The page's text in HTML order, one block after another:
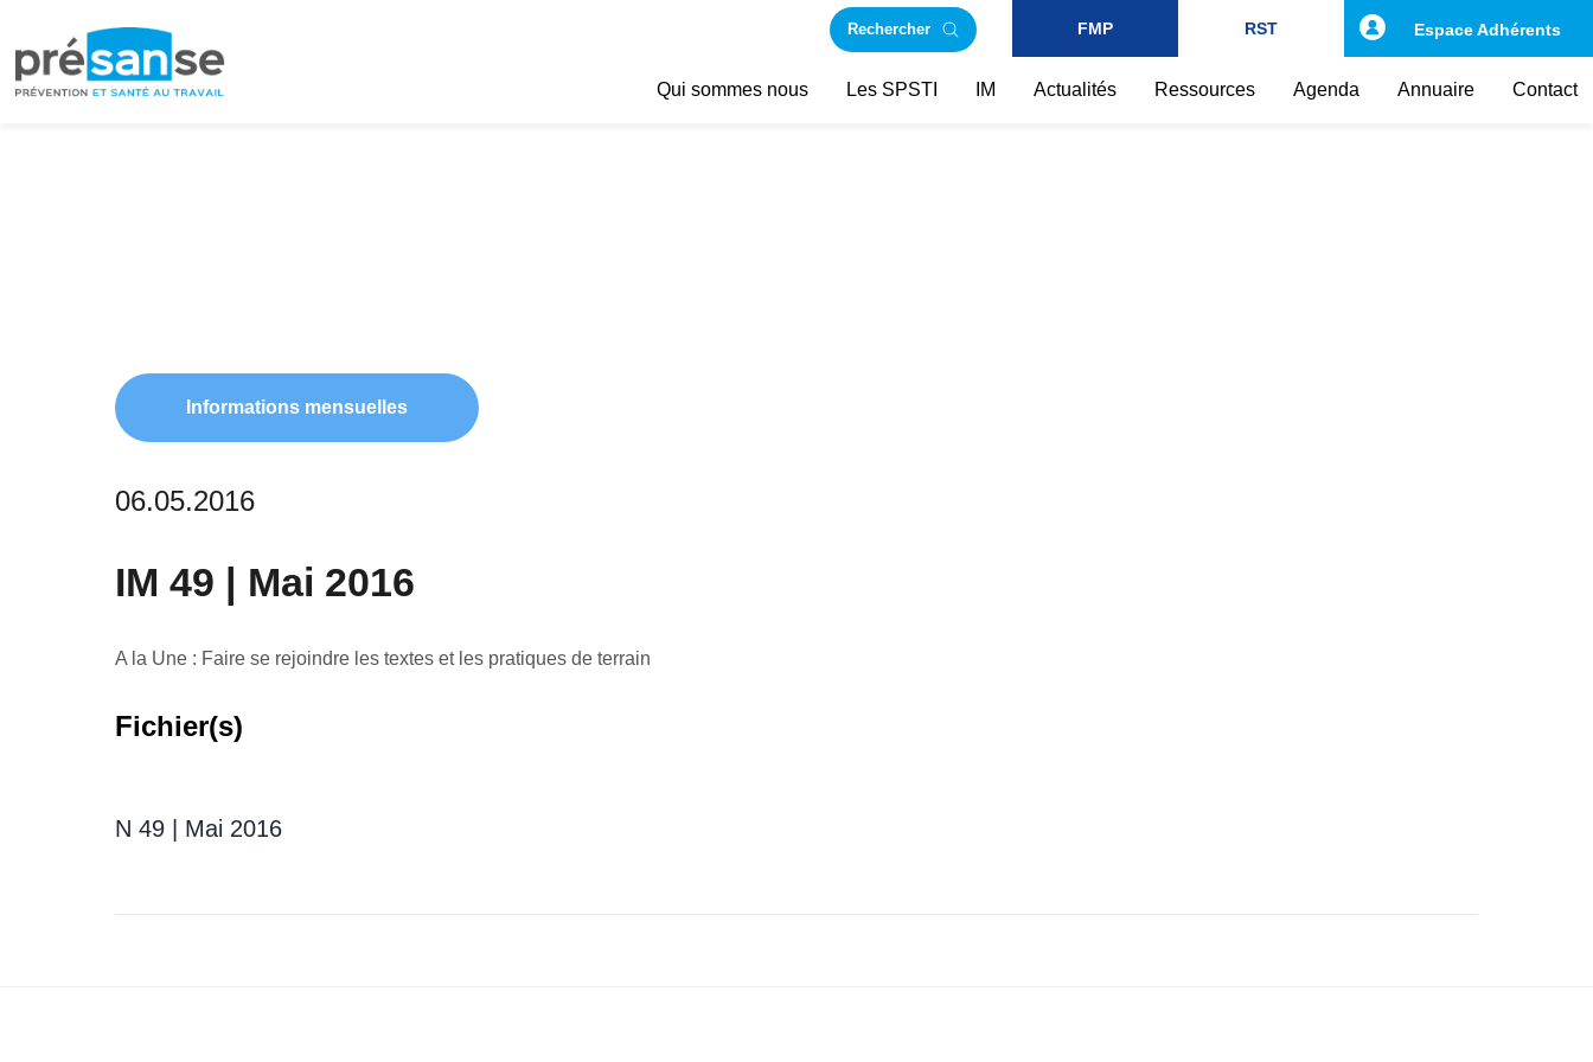
la
au
contenu
Rechercher FMP RST
Qui sommes nous Les SPSTI IM Actualités Ressources Agenda Annuaire Contact
Espace Adhérents
Informations mensuelles
06.05.2016
IM 49 | Mai 2016
A la Une : Faire se rejoindre les textes et les pratiques de terrain
Fichier(s)
N 49 | Mai 2016